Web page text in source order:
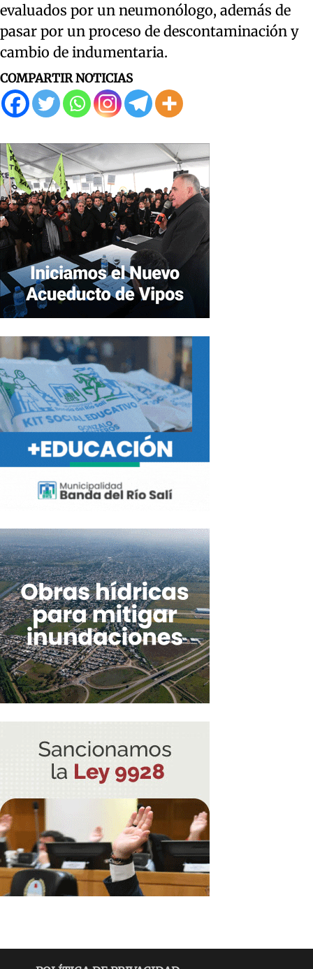
evaluados por un neumonólogo, además de
pasar por un proceso de descontaminación y
cambio de indumentaria.
COMPARTIR NOTICIAS